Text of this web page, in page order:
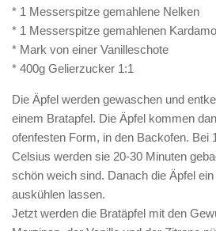
* 1 Messerspitze gemahlene Nelken
* 1 Messerspitze gemahlenen
* Mark von einer Vanilleschote
* 400g Gelierzucker 1:1
Die Äpfel werden gewaschen und
einem Bratapfel. Die Äpfel kommen
ofenfesten Form, in den Backofen. Bei
Celsius werden sie 20-30 Minuten
schön weich sind. Danach die Äpfel
auskühlen lassen.
Jetzt werden die Bratäpfel mit den